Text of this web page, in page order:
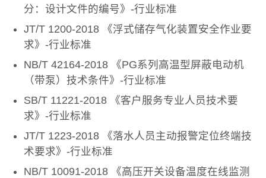
分：设计文件的编号》-行业标准
JT/T 1200-2018 《浮式储存气化装置安全作业要
求》-行业标准
NB/T 42164-2018 《PG系列高温型屏蔽电动机
（带泵）技术条件》-行业标准
SB/T 11221-2018 《客户服务专业人员技术要
求》-行业标准
JT/T 1223-2018 《落水人员主动报警定位终端技
术要求》-行业标准
NB/T 10091-2018 《高压开关设备温度在线监测